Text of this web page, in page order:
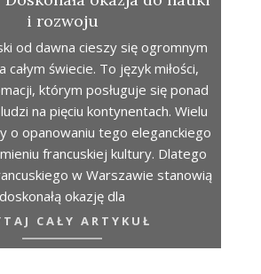
i rozwoju
od dawna cieszy się ogromnym
całym świecie. To język miłości,
którym posługuje się ponad
na pięciu kontynentach. Wielu
o opanowaniu tego eleganckiego
francuskiej kultury. Dlatego
w Warszawie stanowią
doskonałą okazję dla
CAŁY ARTYKUŁ